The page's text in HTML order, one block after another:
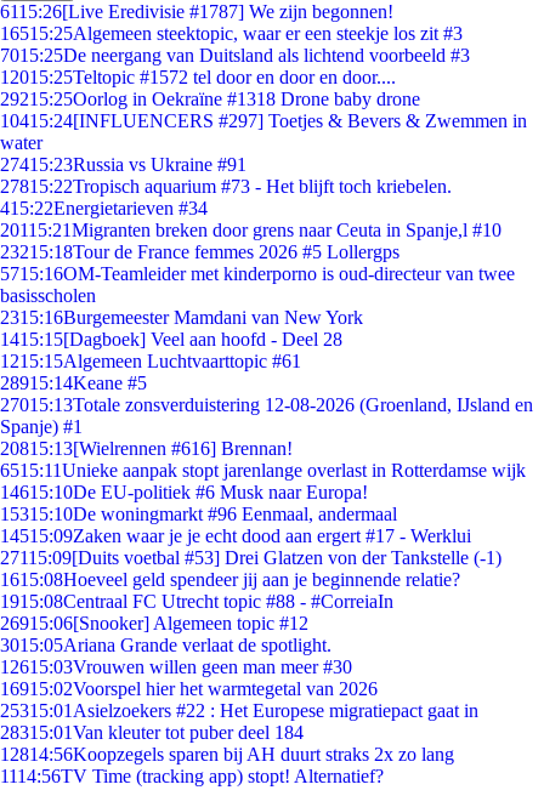
6115:26[Live Eredivisie #1787] We zijn begonnen!
16515:25Algemeen steektopic, waar er een steekje los zit #3
7015:25De neergang van Duitsland als lichtend voorbeeld #3
12015:25Teltopic #1572 tel door en door en door....
29215:25Oorlog in Oekraïne #1318 Drone baby drone
10415:24[INFLUENCERS #297] Toetjes & Bevers & Zwemmen in
water
27415:23Russia vs Ukraine #91
27815:22Tropisch aquarium #73 - Het blijft toch kriebelen.
415:22Energietarieven #34
20115:21Migranten breken door grens naar Ceuta in Spanje,l #10
23215:18Tour de France femmes 2026 #5 Lollergps
5715:16OM-Teamleider met kinderporno is oud-directeur van twee
basisscholen
2315:16Burgemeester Mamdani van New York
1415:15[Dagboek] Veel aan hoofd - Deel 28
1215:15Algemeen Luchtvaarttopic #61
28915:14Keane #5
27015:13Totale zonsverduistering 12-08-2026 (Groenland, IJsland en
Spanje) #1
20815:13[Wielrennen #616] Brennan!
6515:11Unieke aanpak stopt jarenlange overlast in Rotterdamse wijk
14615:10De EU-politiek #6 Musk naar Europa!
15315:10De woningmarkt #96 Eenmaal, andermaal
14515:09Zaken waar je je echt dood aan ergert #17 - Werklui
27115:09[Duits voetbal #53] Drei Glatzen von der Tankstelle (-1)
1615:08Hoeveel geld spendeer jij aan je beginnende relatie?
1915:08Centraal FC Utrecht topic #88 - #CorreiaIn
26915:06[Snooker] Algemeen topic #12
3015:05Ariana Grande verlaat de spotlight.
12615:03Vrouwen willen geen man meer #30
16915:02Voorspel hier het warmtegetal van 2026
25315:01 Asielzoekers #22 : Het Europese migratiepact gaat in
28315:01Van kleuter tot puber deel 184
12814:56Koopzegels sparen bij AH duurt straks 2x zo lang
1114:56TV Time (tracking app) stopt! Alternatief?